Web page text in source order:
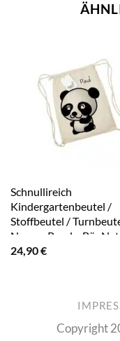
Schnullireich
Kindergartenbeutel /
Stoffbeutel /
Namen Panda-Bär
24,90€
Copyright